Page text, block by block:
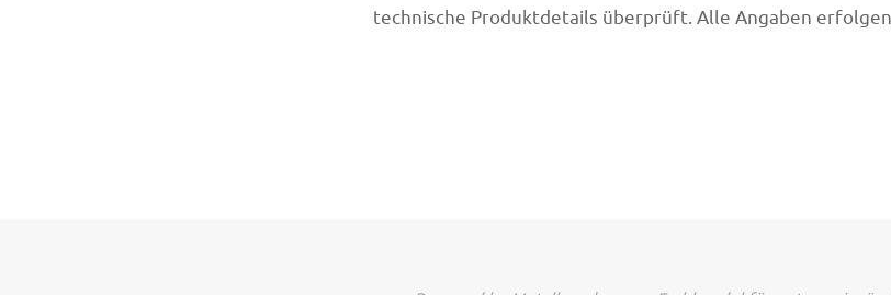
technische Produktdetails überprüft. Alle Angaben